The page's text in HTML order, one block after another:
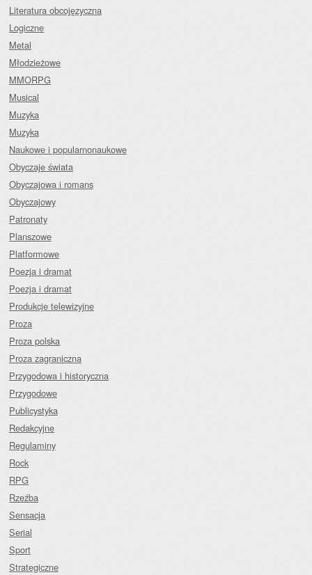
Literatura obcojęzyczna
Logiczne
Metal
Młodzieżowe
MMORPG
Musical
Muzyka
Muzyka
Naukowe i popularnonaukowe
Obyczaje świata
Obyczajowa i romans
Obyczajowy
Patronaty
Planszowe
Platformowe
Poezja i dramat
Poezja i dramat
Produkcje telewizyjne
Proza
Proza polska
Proza zagraniczna
Przygodowa i historyczna
Przygodowe
Publicystyka
Redakcyjne
Regulaminy
Rock
RPG
Rzeźba
Sensacja
Serial
Sport
Strategiczne